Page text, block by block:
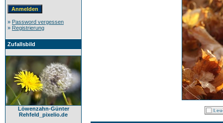
» Password vergessen
» Registrierung
Zufallsbild
Löwenzahn-Günter
Rehfeld_pixelio.de